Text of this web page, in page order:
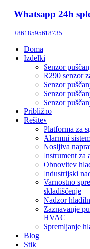
Whatsapp 24h
+8618595618735
Doma
Izdelki
Senzor
R290 senzor
Senzor
Senzor
Senzor
Približno
Rešitev
Platforma za
Alarmni
Nosljiva
Instrument za
Obnovitev
Industrijski
Varnostno
skladiščenje
Nadzor
Zaznavanje
HVAC
Spremljanje
Blog
Stik